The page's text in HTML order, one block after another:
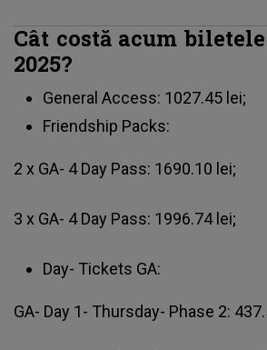
Cât costă acum
2025?
General Access: 1027.45 lei;
Friendship Packs:
2 x GA- 4 Day Pass: 1690.10 lei;
3 x GA- 4 Day Pass: 1996.74 lei;
Day- Tickets GA:
GA- Day 1- Thursday- Phase 2: